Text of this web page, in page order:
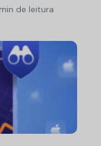
de leitura